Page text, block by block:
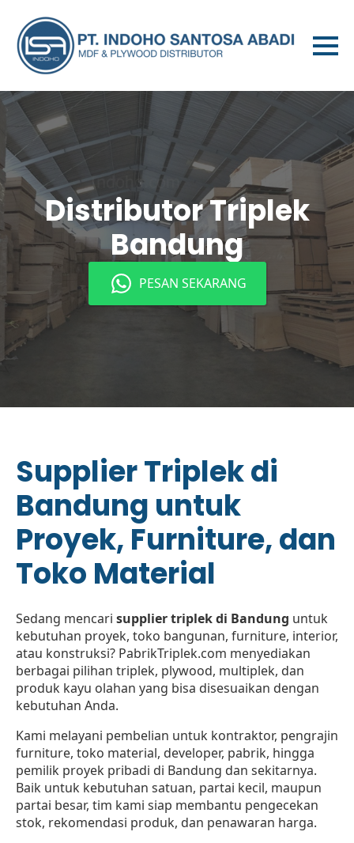
Distributor Triplek
Bandung
PESAN SEKARANG
Supplier Triplek di
Bandung untuk
Proyek, Furniture, dan
Toko Material
Sedang mencari supplier triplek di Bandung untuk
kebutuhan proyek, toko bangunan, furniture, interior,
atau konstruksi? PabrikTriplek.com menyediakan
berbagai pilihan triplek, plywood, multiplek, dan
produk kayu olahan yang bisa disesuaikan dengan
kebutuhan Anda.
Kami melayani pembelian untuk kontraktor, pengrajin
furniture, toko material, developer, pabrik, hingga
pemilik proyek pribadi di Bandung dan sekitarnya.
Baik untuk kebutuhan satuan, partai kecil, maupun
partai besar, tim kami siap membantu pengecekan
stok, rekomendasi produk, dan penawaran harga.